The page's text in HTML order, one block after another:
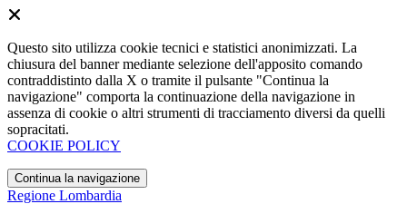
Questo sito utilizza cookie tecnici e statistici anonimizzati. La
chiusura del banner mediante selezione dell'apposito comando
contraddistinto dalla X o tramite il pulsante "Continua la
navigazione" comporta la continuazione della navigazione in
assenza di cookie o altri strumenti di tracciamento diversi da quelli
sopracitati.
COOKIE POLICY
Continua la navigazione
Regione Lombardia